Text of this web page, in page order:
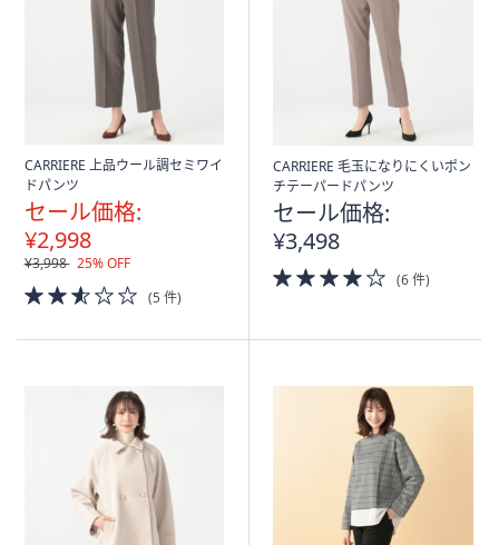
CARRIERE 上品ウール調セミワイ
ドパンツ
セール価格:
¥2,998
¥3,998 25% OFF
2.5
of
(5 件)
CARRIERE 毛玉になりにくいポン
チテーパードパンツ
セール価格:
¥3,498
4.0
of
(6 件)